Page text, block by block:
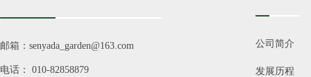
邮箱：senyada_garden@163.com
电话： 010-82858879
公司简介
发展历程